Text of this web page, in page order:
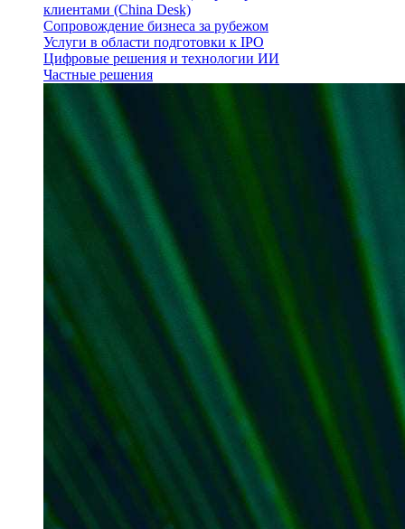
клиентами (China Desk)
Сопровождение бизнеса за рубежом
Услуги в области подготовки к IPO
Цифровые решения и технологии ИИ
Частные решения